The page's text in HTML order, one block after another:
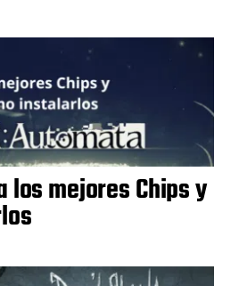
los mejores Chips y